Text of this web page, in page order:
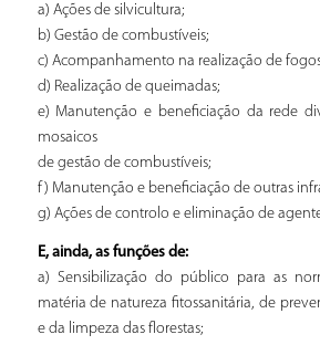
a) Ações de silvicultura;
b) Gestão de combustíveis;
c) Acompanhamento na realização de
d) Realização de queimadas;
e) Manutenção e beneficiação da rede
mosaicos
de gestão de combustíveis;
f) Manutenção e beneficiação de outras
g) Ações de controlo e eliminação de
E, ainda, as funções de:
a) Sensibilização do público para as
matéria de natureza fitossanitária, de
e da limpeza das florestas;